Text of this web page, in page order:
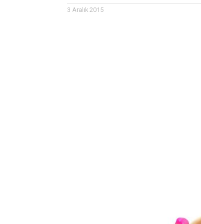
3 Aralık 2015